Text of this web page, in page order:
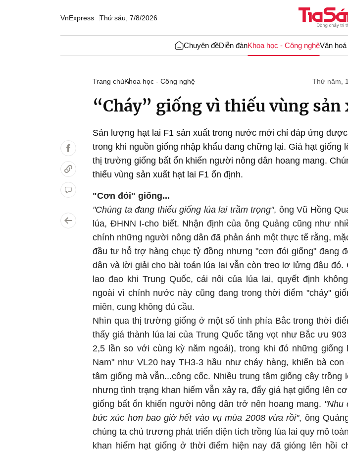
VnExpress Thứ sáu, 7/8/2026
Chuyên đềDiễn đànKhoa học - Công nghệVăn
Trang chủKhoa học - Công nghệ Thứ năm,
“Cháy” giống vì thiếu vùng sản
Sản lượng hạt lai F1 sản xuất trong nước mới chỉ đáp ứng
trong khi nguồn giống nhập khẩu đang chững lại. Giá hạt giống
thị trường giống bất ổn khiến người nông dân hoang mang.
thiếu vùng sản xuất hạt lai F1 ổn định.
"Cơn đói" giống...
"Chúng ta đang thiếu giống lúa lai trầm trọng", ông Vũ Hồng
lúa, ĐHNN I-cho biết. Nhận định của ông Quảng cũng như
chính những người nông dân đã phản ánh một thực tế rằng,
đầu tư hỗ trợ hàng chục tỷ đồng nhưng "cơn đói giống" đang
dân và lời giải cho bài toán lúa lai vẫn còn treo lơ lửng đâu đó.
lao đao khi Trung Quốc, cái nôi của lúa lai, quyết định
ngoài vì chính nước này cũng đang trong thời điểm "cháy"
miên, cung không đủ cầu.
Nhìn qua thị trường giống ở một số tỉnh phía Bắc trong thời
thấy giá thành lúa lai của Trung Quốc tăng vọt như Bắc ưu
2,5 lần so với cùng kỳ năm ngoái), trong khi đó những giống
Nam" như VL20 hay TH3-3 hầu như cháy hàng, khiến bà con
tâm giống mà vẫn...công cốc. Nhiều trung tâm giống cây trồng
nhưng tình trạng khan hiếm vẫn xảy ra, đẩy giá hạt giống lên
giống bất ổn khiến người nông dân trở nên hoang mang. "Nhu
bức xúc hơn bao giờ hết vào vụ mùa 2008 vừa rồi", ông
chúng ta chủ trương phát triển diện tích trồng lúa lai quy mô
khan hiếm hạt giống ở thời điểm hiện nay đã gióng lên hồi